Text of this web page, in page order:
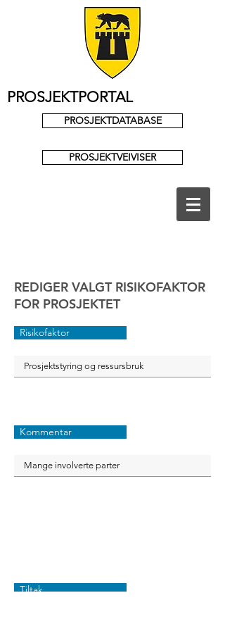
PROSJEKTPORTAL
PROSJEKTDATABASE
PROSJEKTVEIVISER
REDIGER VALGT RISIKOFAKTOR
FOR PROSJEKTET
Risikofaktor
Kommentar
Tiltak